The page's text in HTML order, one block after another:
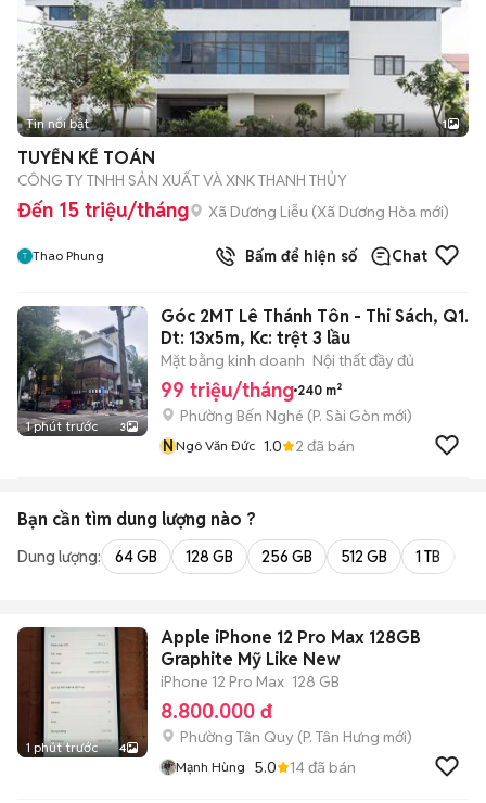
Tin nổi bật 1
TUYỂN KẾ TOÁN
CÔNG TY TNHH SẢN XUẤT VÀ XNK THANH THỦY
Đến 15 triệu/tháng Xã Dương Liễu (Xã Dương Hòa mới)
Thao Phung Bấm để hiện số Chat
1 phút trước 3
Góc 2MT Lê Thánh Tôn - Thi Sách, Q1.
Dt: 13x5m, Kc: trệt 3 lầu
Mặt bằng kinh doanh Nội thất đầy đủ
99 triệu/tháng 240 m²
Phường Bến Nghé (P. Sài Gòn mới)
NNgô Văn Đức 1.0 2 đã bán
Bạn cần tìm dung lượng nào ?
Dung lượng: 64 GB 128 GB 256 GB 512 GB 1 TB
1 phút trước 4
Apple iPhone 12 Pro Max 128GB
Graphite Mỹ Like New
iPhone 12 Pro Max 128 GB
8.800.000 đ
Phường Tân Quy (P. Tân Hưng mới)
Mạnh Hùng 5.0 14đã bán